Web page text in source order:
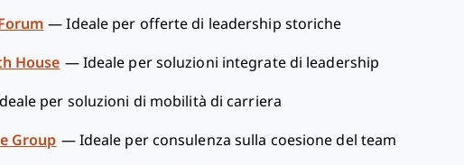
—Ideale per offerte di leadership storiche
House — Ideale per soluzioni integrate di leadership
per soluzioni di mobilità di carriera
Group — Ideale per consulenza sulla coesione del team